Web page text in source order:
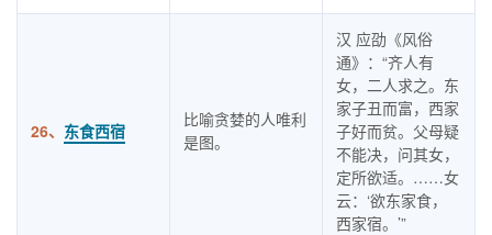
26、 东食西宿
比喻贪婪的人唯利
是图。
汉 应劭《风俗
通》：“齐人有
女，二人求之。东
家子丑而富，西家
子好而贫。父母疑
不能决，问其女，
定所欲适。……女
云：‘欲东家食，
西家宿。’”